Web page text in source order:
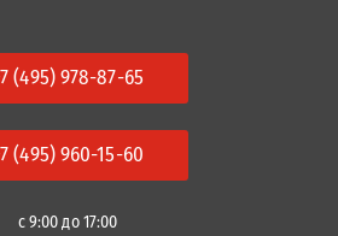
(495) 978-87-65
(495) 960-15-60
с 9:00 до 17:00